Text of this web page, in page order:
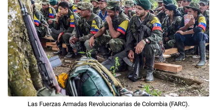
Las Fuerzas Armadas Revolucionarias de Colombia (FARC).